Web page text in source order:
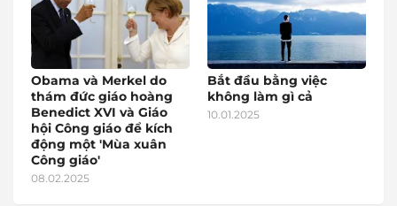
Obama và Merkel do
thám đức giáo hoàng
Benedict XVI và Giáo
hội Công giáo để kích
động một 'Mùa xuân
Công giáo'
08.02.2025
Bắt đầu bằng việc
không làm gì cả
10.01.2025